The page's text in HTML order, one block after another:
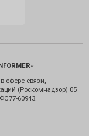
сфере связи,
(Роскомнадзор) 05
60943.